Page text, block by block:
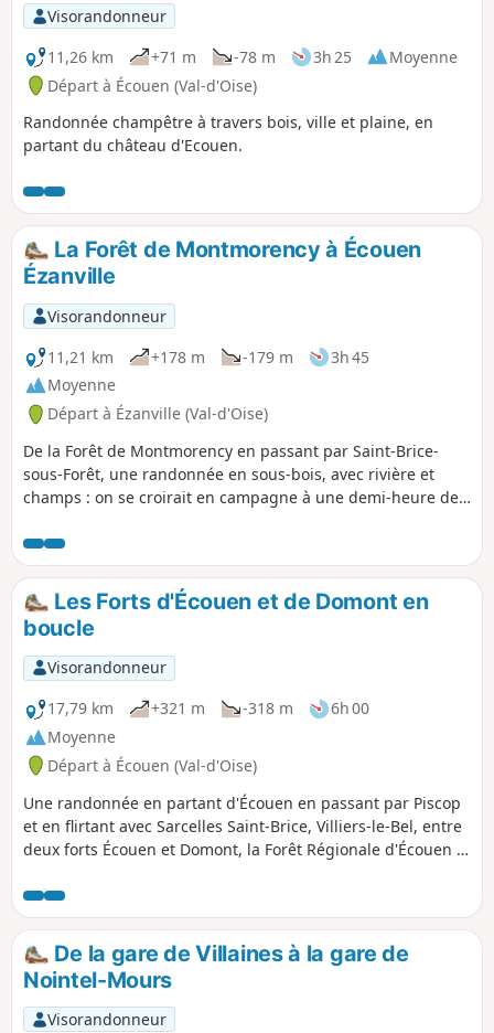
Visorandonneur
11,26 km
+71 m -78 m 3h 25
Moyenne
Départ à Écouen (Val-d'Oise)
Randonnée champêtre à travers bois, ville et plaine, en
partant du château d'Ecouen.
La Forêt de Montmorency à Écouen
Ézanville
Visorandonneur
11,21 km
+178 m -179 m
3h 45
Moyenne
Départ à Ézanville (Val-d'Oise)
De la Forêt de Montmorency en passant par Saint-Brice-
sous-Forêt, une randonnée en sous-bois, avec rivière et
champs : on se croirait en campagne à une demi-heure de
Les Forts d'Écouen et de Domont en
boucle
Visorandonneur
17,79 km
+321 m -318 m
6h 00
Moyenne
Départ à Écouen (Val-d'Oise)
Une randonnée en partant d'Écouen en passant par Piscop
et en flirtant avec Sarcelles Saint-Brice, Villiers-le-Bel, entre
deux forts Écouen et Domont, la Forêt Régionale d'Écouen et
châteaux, des zones urbaines, un peu de zone agricole et
des plantation de feuillus.
De la gare de Villaines à la gare de
Nointel-Mours
Visorandonneur